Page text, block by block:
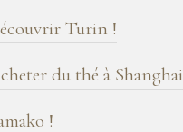
Turin !
du thé à Shanghai
!